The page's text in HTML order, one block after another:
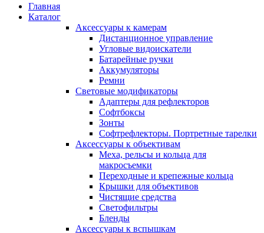
Главная
Каталог
Аксессуары к камерам
Дистанционное управление
Угловые видоискатели
Батарейные ручки
Аккумуляторы
Ремни
Световые модификаторы
Адаптеры для рефлекторов
Софтбоксы
Зонты
Софтрефлекторы. Портретные тарелки
Аксессуары к объективам
Меха, рельсы и кольца для
макросъемки
Переходные и крепежные кольца
Крышки для объективов
Чистящие средства
Светофильтры
Бленды
Аксессуары к вспышкам